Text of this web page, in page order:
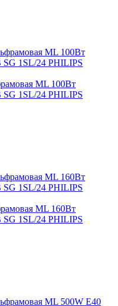
ML 100Вт
SG 1SL/24 PHILIPS
ML 160Вт
SG 1SL/24 PHILIPS